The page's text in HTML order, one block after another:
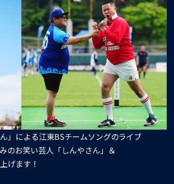
」による江東BSチームソングのライブ
のお笑い芸人「しんやさん」＆
げます！